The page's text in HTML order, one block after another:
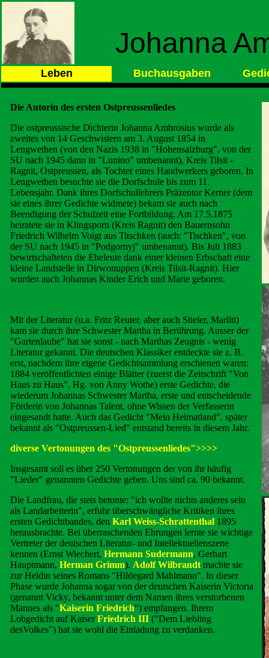
Johanna
Leben Buchausgaben
Die Autorin des ersten Ostpreussenliedes
Die ostpreussische Dichterin Johanna Ambrosius wurde als
zweites von 14 Geschwistern am 3. August 1854 in
Lengwethen (von den Nazis 1938 in "Hohensalzburg", von der
SU nach 1945 dann in "Lunino" umbenannt), Kreis Tilsit -
Ragnit, Ostpreussen, als Tochter eines Handwerkers geboren. In
Lengwethen besuchte sie die Dorfschule bis zum 11.
Lebensjahr. Dank ihres Dorfschullehrers Präzentor Kerner (dem
sie eines ihrer Gedichte widmete) bekam sie auch nach
Beendigung der Schulzeit eine Fortbildung. Am 17.5.1875
heiratete sie in Klingsporn (Kreis Ragnit) den Bauernsohn
Friedrich Wilhelm Voigt aus Titschken (auch: "Tischken", von
der SU nach 1945 in "Podgornyj" umbenannt). Bis Juli 1883
bewirtschafteten die Eheleute dank einer kleinen Erbschaft eine
kleine Landstelle in Dirwonuppen (Kreis Tilsit-Ragnit). Hier
wurden auch Johannas Kinder Erich und Marie geboren.
Mit der Literatur (u.a. Fritz Reuter, aber auch Stieler, Marlitt)
kam sie durch ihre Schwester Martha in Berührung. Ausser der
"Gartenlaube" hat sie sonst - nach Marthas Zeugnis - wenig
Literatur gekannt. Die deutschen Klassiker entdeckte sie z. B.
erst, nachdem ihre eigene Gedichtsammlung erschienen waren:
1884 veröffentlichten einige Blätter (zuerst die Zeitschrift "Von
Haus zu Haus", Hg. von Anny Wothe) erste Gedichte, die
wiederum Johannas Schwester Martha, erste und entscheidende
Förderin von Johannas Talent, ohne Wissen der Verfasserin
eingesandt hatte. Auch das Gedicht "Mein Heimatland", später
bekannt als "Ostpreussen-Lied" entstand bereits in diesem Jahr.
diverse Vertonungen des "Ostpreussenliedes">>>>
Insgesamt soll es über 250 Vertonungen der von ihr häufig
"Lieder" genannten Gedichte geben. Uns sind ca. 90 bekannt.
Die Landfrau, die stets betonte: "ich wollte nichts anderes sein
als Landarbeiterin", erfuhr überschwängliche Kritiken ihres
ersten Gedichtbandes, den Karl Weiss-Schrattenthal 1895
herausbrachte. Bei überraschenden Ehrungen lernte sie wichtige
Vertreter der deutschen Literatur- und Intellektuellenszene
kennen (Ernst Wiechert, Hermann Sudermann, Gerhart
Hauptmann, Herman Grimm). Adolf Wilbrandt machte sie
zur Heldin seines Romans "Hildegard Mahlmann". In dieser
Phase wurde Johanna sogar von der deutschen Kaiserin Victoria
(genannt Vicky, bekannt unter dem Namen ihres verstorbenen
Mannes als "Kaiserin Friedrich") empfangen. Ihrem
Lobgedicht auf KaiserFriedrich III ("Dem Liebling
desVolkes") hat sie wohl die Einladung zu verdanken.